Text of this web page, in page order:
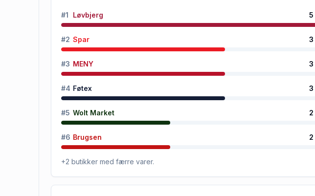
#1 Løvbjerg 5
#2 Spar 3
#3 MENY 3
#4 Føtex 3
#5 Wolt Market 2
#6 Brugsen 2
+2 butikker med færre varer.